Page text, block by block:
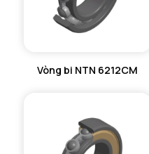
Vòng bi NTN 6212CM